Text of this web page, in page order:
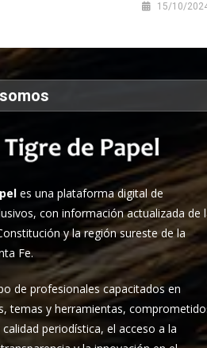
15/10/
es una plataforma digital de
con información actualizada de
y la región sureste de la
Fe.
de profesionales capacitados en
temas y herramientas,
periodística, el acceso a la